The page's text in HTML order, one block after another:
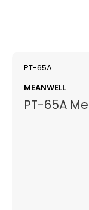
PT-65A
MEANWELL
PT-65A